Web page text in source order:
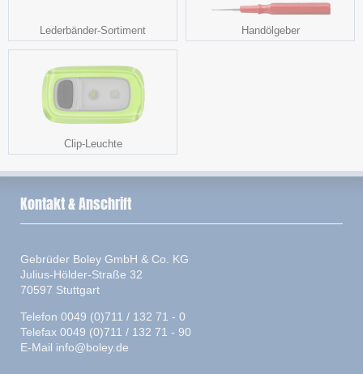
Lederbänder-Sortiment Handölgeber
Clip-Leuchte
Kontakt & Anschrift
Gebrüder Boley GmbH & Co. KG
Julius-Hölder-Straße 32
70597 Stuttgart
Telefon 0049 (0)711 / 132 71 - 0
Telefax 0049 (0)711 / 132 71 - 90
E-Mail info@boley.de